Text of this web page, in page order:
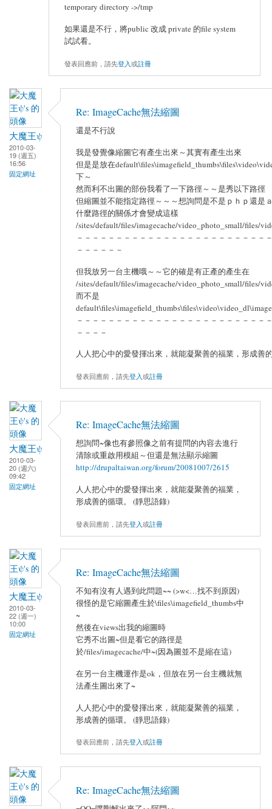
temporary directory ->/tmp
如果還是不行，將public 改成 private 的file system
試試看。
發表回應前，請先登入或註冊
大魔王ψ
2010-03-
19 (週五)
16:56
固定網址
Re: ImageCache無法縮圖
還是不行說
我是發覺像縮圖它有產生出來～其實有產生出來
但是是放在
下～
然而利不出圖的部份我看了一下路徑～～是秀以下路徑
但縮圖並不能指定路徑～～～想詢問是不是ｐｈｐ還是
什麼路徑的關係才會變成這樣
/sites/default/files/imagecache/video_photo_small/files/
－－－－－－－－－－－－－－－－－－－－－－－－
－－－－－－
但我放另一台主機哦～～它的確是有正產的產生在
/sites/default/files/imagecache/video_photo_small/files/
而不是
－－－－－－－－－－－－－－－－－－－－－－－－
－－－－
人人把心中的愛發揮出來，就能凝聚善的福業，形成善
發表回應前，請先登入或註冊
大魔王ψ
2010-03-
20 (週六)
09:42
固定網址
Re: ImageCache無法縮圖
想詢問~像也有參照像之前有提問的內容去進行
清除或重啟用模組～但還是無法顯示縮圖
http://drupaltaiwan.org/forum/20081007/2615
人人把心中的愛發揮出來，就能凝聚善的福業，
形成善的循環。 (靜思語錄)
發表回應前，請先登入或註冊
大魔王ψ
2010-03-
22 (週一)
10:00
固定網址
Re: ImageCache無法縮圖
不知有沒有人遇到此問題~~ (>w<…找不到原因)
很怪的是它縮圖產生於\files\imagefield_thumbs中
~
然後在views出我的縮圖時
它秀不出圖~但是看它的路徑是
於/files/imagecache/中~(因為圖並不是縮在這)
在另一台主機運作是ok，但放在另一台主機就無
法產生圖出來了~
人人把心中的愛發揮出來，就能凝聚善的福業，
形成善的循環。 (靜思語錄)
發表回應前，請先登入或註冊
Re: ImageCache無法縮圖